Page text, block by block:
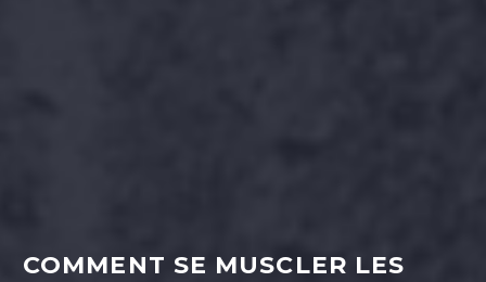
COMMENT SE MUSCLER LES